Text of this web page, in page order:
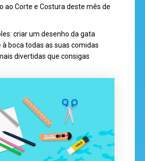
olá
animados
ao Corte e Costura deste mês de
criar um desenho da gata
à boca todas as suas comidas
divertidas que consigas